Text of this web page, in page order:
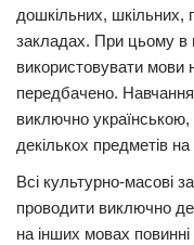
Курйози
Суспільство
Культура
#Війна
дошкільних, шкільних,
закладах. При цьому в
використовувати
передбачено.
виключно
декількох предметів
Всі культурно-масові
проводити виключно
на інших мовах